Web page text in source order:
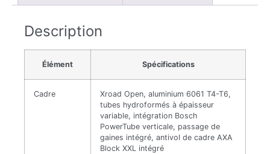
Description
Élément Spécifications
Cadre
Xroad Open, aluminium 6061 T4-T6,
tubes hydroformés à épaisseur
variable, intégration Bosch
PowerTube verticale, passage de
gaines intégré, antivol de cadre AXA
Block XXL intégré